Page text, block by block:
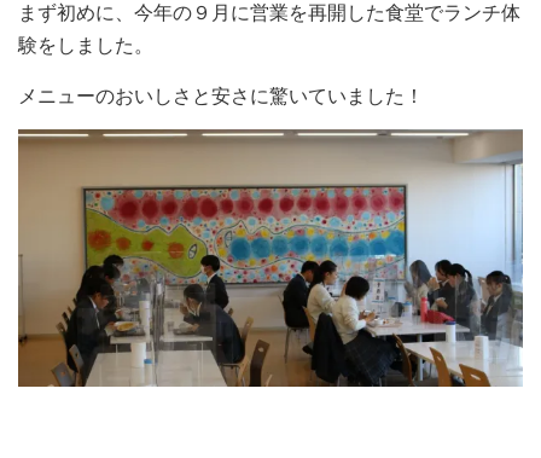
まず初めに、今年の９月に営業を再開した食堂でランチ体
験をしました。
メニューのおいしさと安さに驚いていました！